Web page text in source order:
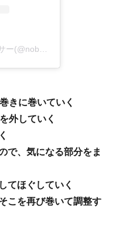
きに巻いていく
外していく
で、気になる部分をま
てほぐしていく
こを再び巻いて調整す